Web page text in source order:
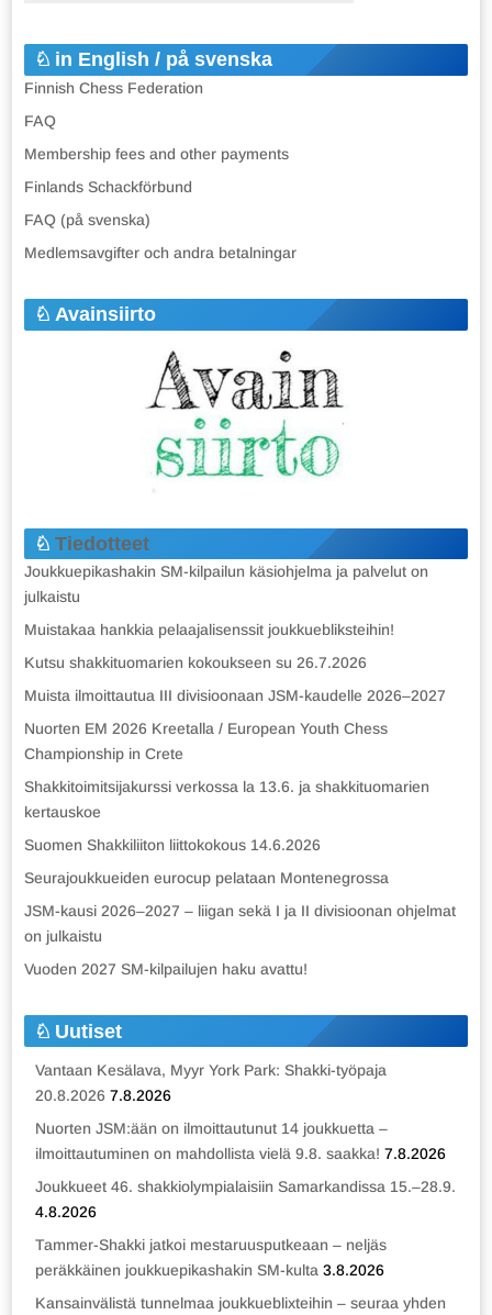
in English / på svenska
Finnish Chess Federation
FAQ
Membership fees and other payments
Finlands Schackförbund
FAQ (på svenska)
Medlemsavgifter och andra betalningar
Avainsiirto
Tiedotteet
Joukkuepikashakin SM-kilpailun käsiohjelma ja palvelut on
julkaistu
Muistakaa hankkia pelaajalisenssit joukkuebliksteihin!
Kutsu shakkituomarien kokoukseen su 26.7.2026
Muista ilmoittautua III divisioonaan JSM-kaudelle 2026–2027
Nuorten EM 2026 Kreetalla / European Youth Chess
Championship in Crete
Shakkitoimitsijakurssi verkossa la 13.6. ja shakkituomarien
kertauskoe
Suomen Shakkiliiton liittokokous 14.6.2026
Seurajoukkueiden eurocup pelataan Montenegrossa
JSM-kausi 2026–2027 – liigan sekä I ja II divisioonan ohjelmat
on julkaistu
Vuoden 2027 SM-kilpailujen haku avattu!
Uutiset
Vantaan Kesälava, Myyr York Park: Shakki-työpaja
20.8.2026 7.8.2026
Nuorten JSM:ään on ilmoittautunut 14 joukkuetta –
ilmoittautuminen on mahdollista vielä 9.8. saakka! 7.8.2026
Joukkueet 46. shakkiolympialaisiin Samarkandissa 15.–28.9.
4.8.2026
Tammer-Shakki jatkoi mestaruusputkeaan – neljäs
peräkkäinen joukkuepikashakin SM-kulta 3.8.2026
Kansainvälistä tunnelmaa joukkueblixteihin – seuraa yhden